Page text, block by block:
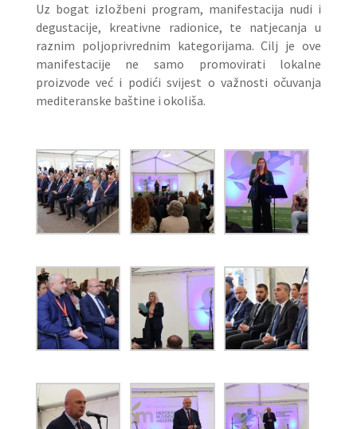
Uz bogat izložbeni program, manifestacija nudi i
degustacije, kreativne radionice, te natjecanja u
raznim poljoprivrednim kategorijama. Cilj je ove
manifestacije ne samo promovirati lokalne
proizvode već i podići svijest o važnosti očuvanja
mediteranske baštine i okoliša.